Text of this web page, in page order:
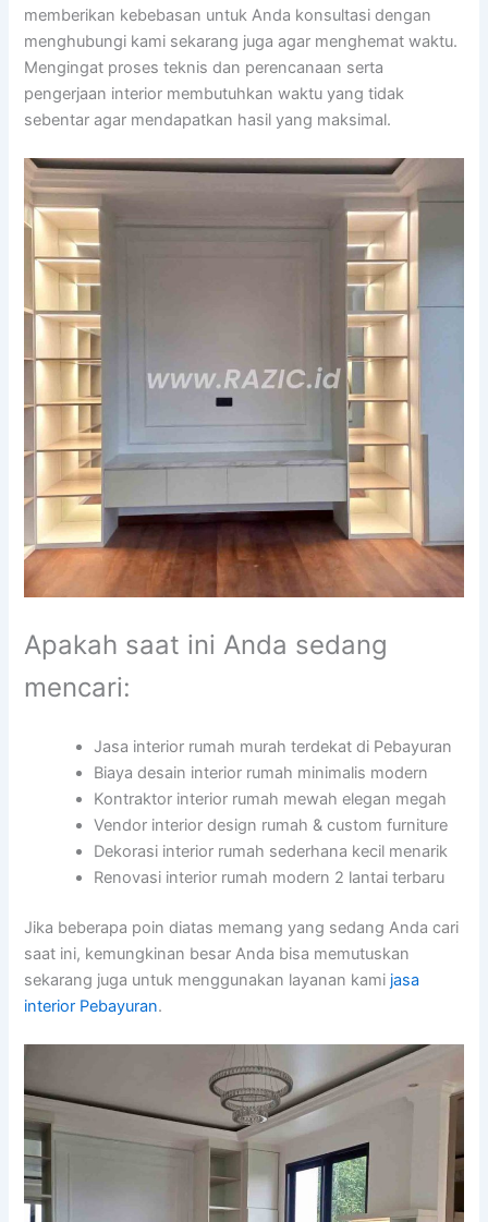
memberikan kebebasan untuk Anda konsultasi dengan
menghubungi kami sekarang juga agar menghemat waktu.
Mengingat proses teknis dan perencanaan serta
pengerjaan interior membutuhkan waktu yang tidak
sebentar agar mendapatkan hasil yang maksimal.
Apakah saat ini Anda sedang
mencari:
Jasa interior rumah murah terdekat di Pebayuran
Biaya desain interior rumah minimalis modern
Kontraktor interior rumah mewah elegan megah
Vendor interior design rumah & custom furniture
Dekorasi interior rumah sederhana kecil menarik
Renovasi interior rumah modern 2 lantai terbaru
Jika beberapa poin diatas memang yang sedang Anda cari
saat ini, kemungkinan besar Anda bisa memutuskan
sekarang juga untuk menggunakan layanan kami jasa
interior Pebayuran.